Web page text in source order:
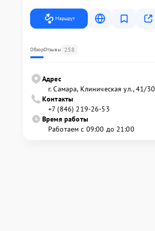
Маршрут
ОбзорОтзывы 258
Адрес
г. Самара, Клиническая ул., 41/30
Контакты
+7 (846) 219-26-53
Время работы
Работаем с 09:00 до 21:00